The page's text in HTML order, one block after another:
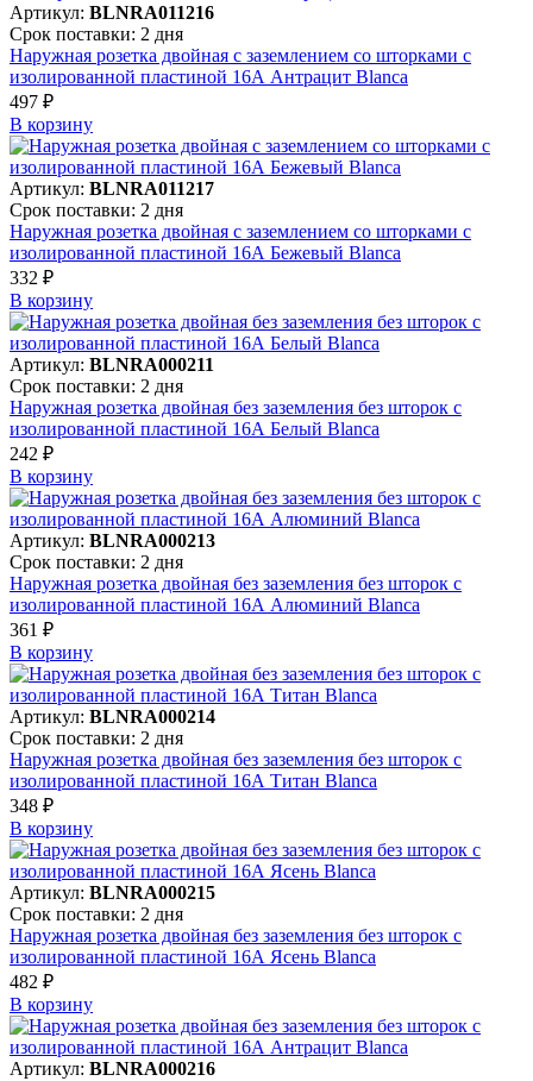
Артикул: BLNRA011216
Срок поставки: 2 дня
Наружная розетка двойная с заземлением со шторками с
изолированной пластиной 16А Антрацит Blanca
497 ₽
В корзинy
Артикул: BLNRA011217
Срок поставки: 2 дня
Наружная розетка двойная с заземлением со шторками с
изолированной пластиной 16А Бежевый Blanca
332 ₽
В корзинy
Артикул: BLNRA000211
Срок поставки: 2 дня
Наружная розетка двойная без заземления без шторок с
изолированной пластиной 16А Белый Blanca
242 ₽
В корзинy
Артикул: BLNRA000213
Срок поставки: 2 дня
Наружная розетка двойная без заземления без шторок с
изолированной пластиной 16А Алюминий Blanca
361 ₽
В корзинy
Артикул: BLNRA000214
Срок поставки: 2 дня
Наружная розетка двойная без заземления без шторок с
изолированной пластиной 16А Титан Blanca
348 ₽
В корзинy
Артикул: BLNRA000215
Срок поставки: 2 дня
Наружная розетка двойная без заземления без шторок с
изолированной пластиной 16А Ясень Blanca
482 ₽
В корзинy
Артикул: BLNRA000216